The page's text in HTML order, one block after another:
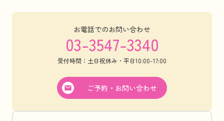
お電話でのお問い合わせ
03-3547-3340
受付時間：土日祝休み・平日10:00-17:00
ご予約・お問い合わせ